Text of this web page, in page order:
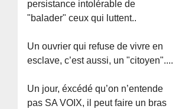
persistance intolérable de
"balader" ceux qui luttent..
Un ouvrier qui refuse de vivre en
esclave, c’est aussi, un "citoyen"....
Un jour, éxcédé qu’on n’entende
pas SA VOIX, il peut faire un bras